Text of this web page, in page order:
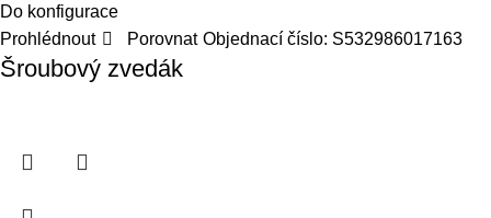
Do konfigurace
Prohlédnout
Porovnat Objednací číslo: S532986017163
Šroubový zvedák